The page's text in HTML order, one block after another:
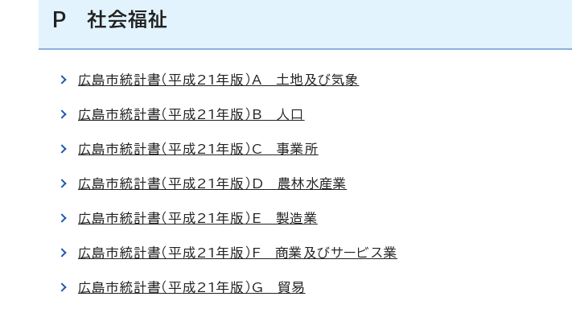
P 社会福祉
広島市統計書（平成21年版）A 土地及び気象
広島市統計書（平成21年版）B 人口
広島市統計書（平成21年版）C 事業所
広島市統計書（平成21年版）D 農林水産業
広島市統計書（平成21年版）E 製造業
広島市統計書（平成21年版）F 商業及びサービス業
広島市統計書（平成21年版）G 貿易